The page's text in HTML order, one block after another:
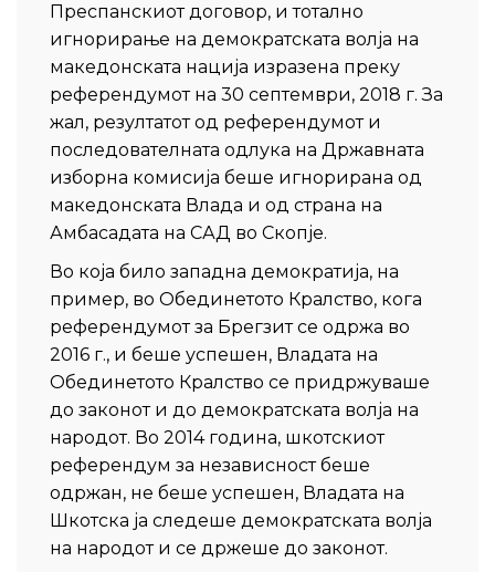
Преспанскиот договор, и тотално
игнорирање на демократската волја на
македонската нација изразена преку
референдумот на 30 септември, 2018 г. За
жал, резултатот од референдумот и
последователната одлука на Државната
изборна комисија беше игнорирана од
македонската Влада и од страна на
Амбасадата на САД во Скопје.
Во која било западна демократија, на
пример, во Обединетото Кралство, кога
референдумот за Брегзит се одржа во
2016 г., и беше успешен, Владата на
Обединетото Кралство се придржуваше
до законот и до демократската волја на
народот. Во 2014 година, шкотскиот
референдум за независност беше
одржан, не беше успешен, Владата на
Шкотска ја следеше демократската волја
на народот и се држеше до законот.